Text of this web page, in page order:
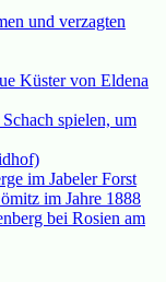
und verzagten
Küster von Eldena
spielen, um
im Jabeler Forst
im Jahre 1888
bei Rosien am